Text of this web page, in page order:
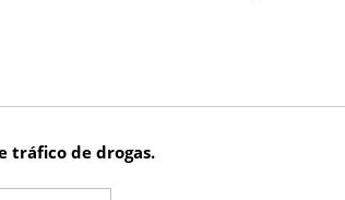
tráfico de drogas.